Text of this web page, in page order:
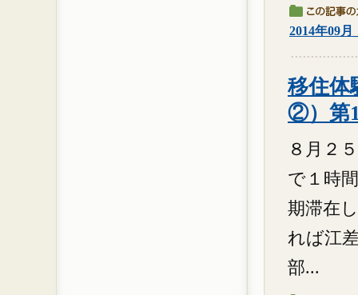
2014年09
移住体
②）第
８月２
で１時
期滞在
れば江
部...